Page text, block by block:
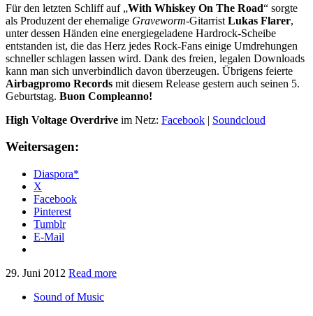
Für den letzten Schliff auf „With Whiskey On The Road“ sorgte
als Produzent der ehemalige Graveworm-Gitarrist Lukas Flarer,
unter dessen Händen eine energiegeladene Hardrock-Scheibe
entstanden ist, die das Herz jedes Rock-Fans einige Umdrehungen
schneller schlagen lassen wird. Dank des freien, legalen Downloads
kann man sich unverbindlich davon überzeugen. Übrigens feierte
Airbagpromo Records mit diesem Release gestern auch seinen 5.
Geburtstag. Buon Compleanno!
High Voltage Overdrive im Netz: Facebook | Soundcloud
Weitersagen:
Diaspora*
X
Facebook
Pinterest
Tumblr
E-Mail
29. Juni 2012 Read more
Sound of Music